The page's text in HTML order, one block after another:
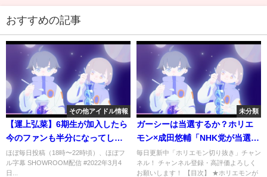
おすすめの記事
その他アイドル情報
【運上弘菜】6期生が加入したら
今のファンも半分になってしま
うのか
ほぼ毎日投稿（18時〜22時頃）、ほぼフ
ル字幕 SHOWROOM配信 #2022年3月4
日...
未分類
ガーシーは当選するか？ホリエ
モン×成田悠輔「NHK党が当選す
るには？」を語る！（堀江貴文
のきりぬき、東谷義和）
毎日更新中「ホリエモン切り抜き」チャン
ネル！ チャンネル登録・高評価よろしく
お願いします！ 【目次】 ★ホリエモンが